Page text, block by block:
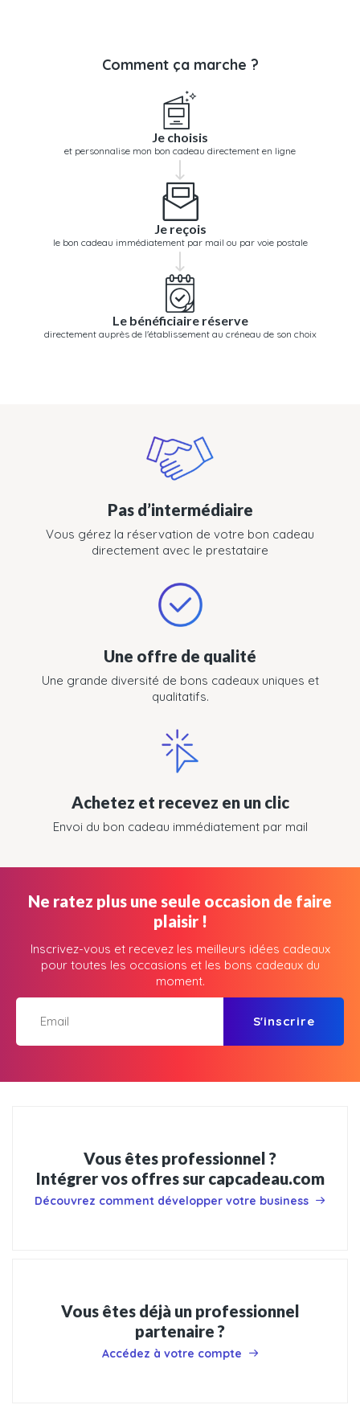
Comment ça marche ?
Je choisis
et personnalise mon bon cadeau directement en ligne
Je reçois
le bon cadeau immédiatement par mail ou par voie postale
Le bénéficiaire réserve
directement auprès de l'établissement au créneau de son choix
Pas d’intermédiaire
Vous gérez la réservation de votre bon cadeau
directement avec le prestataire
Une offre de qualité
Une grande diversité de bons cadeaux uniques et
qualitatifs.
Achetez et recevez en un clic
Envoi du bon cadeau immédiatement par mail
Ne ratez plus une seule occasion de faire
plaisir !
Inscrivez-vous et recevez les meilleurs idées cadeaux
pour toutes les occasions et les bons cadeaux du
moment.
S'inscrire
Vous êtes professionnel ?
Intégrer vos offres sur capcadeau.com
Découvrez comment développer votre business
Vous êtes déjà un professionnel
partenaire ?
Accédez à votre compte